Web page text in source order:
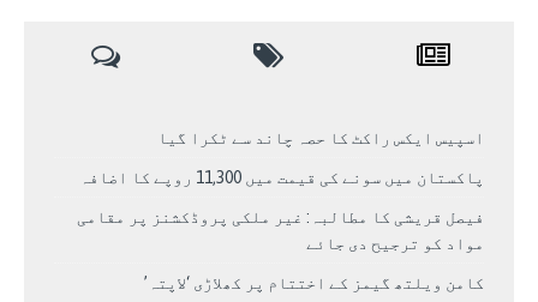
اسپیس ایکس راکٹ کا حصہ چاند سے ٹکرا گیا
پاکستان میں سونے کی قیمت میں 11,300 روپے کا اضافہ
فیصل قریشی کا مطالبہ: غیر ملکی پروڈکشنز پر مقامی
مواد کو ترجیح دی جائے
کامن ویلتھ گیمز کے اختتام پر کھلاڑی ‘لاپتہ’